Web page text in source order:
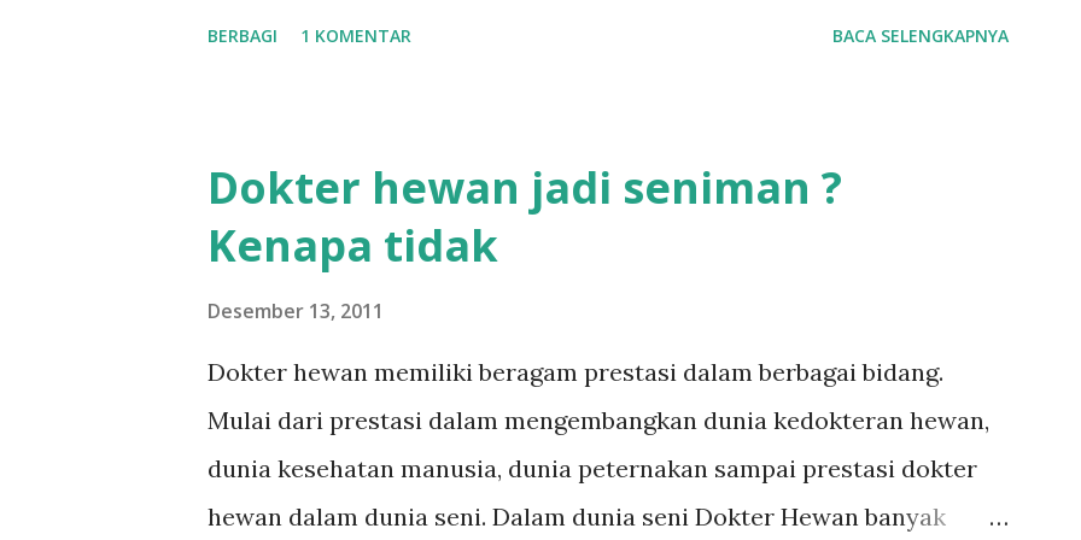
menyatakan bahwa karnivora merupakan elemen yang penting pada
komunitas satwaliar. Hilangnya jenis-jenis satwa karnivora akan
menyebabkan terjadinya ledakan populasi hewan-hewan herbivora
BERBAGI 1 KOMENTAR BACA SELENGKAPNYA
Dokter hewan jadi seniman ?
Kenapa tidak
Desember 13, 2011
Dokter hewan memiliki beragam prestasi dalam berbagai bidang.
Mulai dari prestasi dalam mengembangkan dunia kedokteran hewan,
dunia kesehatan manusia, dunia peternakan sampai prestasi dokter
hewan dalam dunia seni. Dalam dunia seni Dokter Hewan banyak